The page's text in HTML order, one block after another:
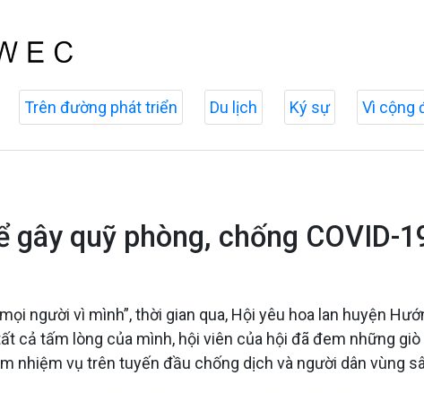
Trên đường phát triển Du lịch Ký sự Vì cộng
gây quỹ phòng, chống COVID-
người vì mình”, thời gian qua, Hội yêu hoa lan huyện
cả tấm lòng của mình, hội viên của hội đã đem những
nhiệm vụ trên tuyến đầu chống dịch và người dân vùng